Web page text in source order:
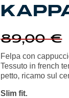
89,00€
Felpa con
Tessuto in french
petto, ricamo sul
Slim fit.